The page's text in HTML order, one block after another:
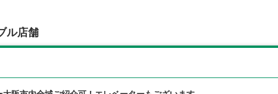
ル店舗